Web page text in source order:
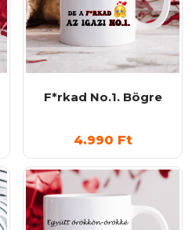
F*rkad No.1. Bögre
4.990 Ft